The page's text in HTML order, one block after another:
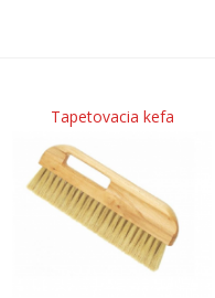
Tapetovacia kefa